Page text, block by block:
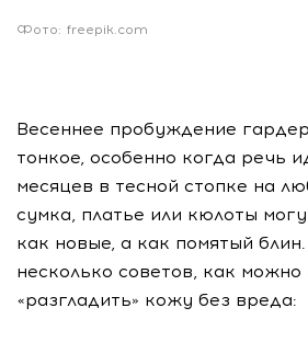
Фото: freepik.com
Весеннее пробуждение
тонкое, особенно когда речь
месяцев в тесной стопке на
сумка, платье или кюлоты
как новые, а как помятый
несколько советов, как можно
«разгладить» кожу без вреда: